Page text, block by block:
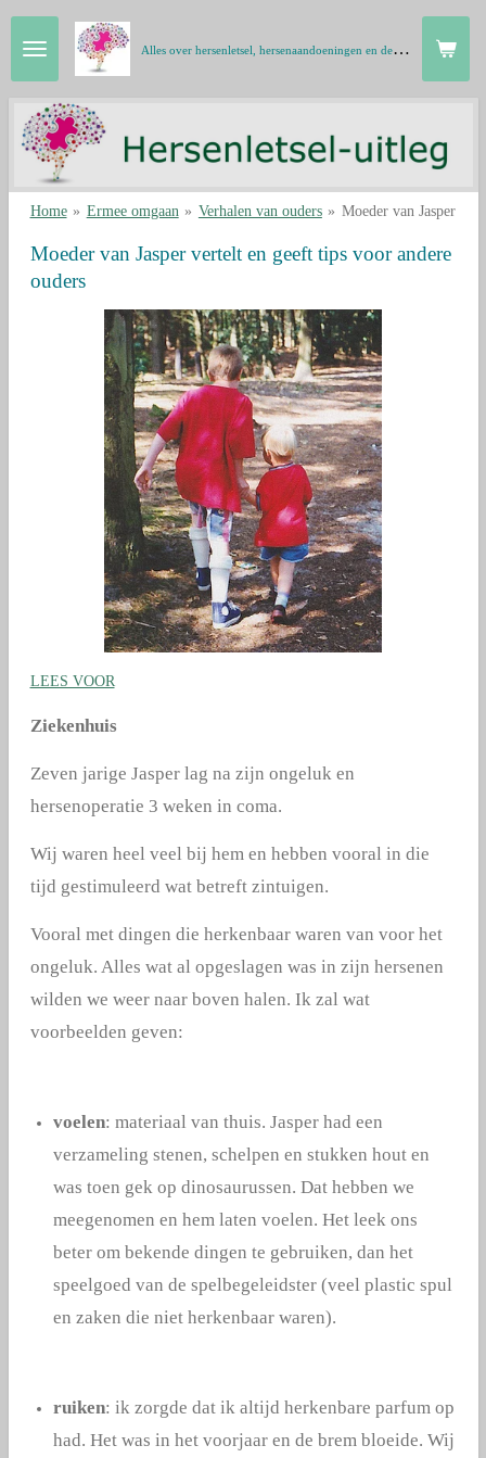
Ga
direct
naar
hoofdinhoud
A
lles over hersenletsel, hersenaandoeningen en de hersenen in gewone taal
Home » Ermee omgaan » Verhalen van ouders » Moeder van Jasper
Moeder van Jasper vertelt en geeft tips voor andere
ouders
LEES VOOR
Ziekenhuis
Zeven jarige Jasper lag na zijn ongeluk en
hersenoperatie 3 weken in coma.
Wij waren heel veel bij hem en hebben vooral in die
tijd gestimuleerd wat betreft zintuigen.
Vooral met dingen die herkenbaar waren van voor het
ongeluk. Alles wat al opgeslagen was in zijn hersenen
wilden we weer naar boven halen. Ik zal wat
voorbeelden geven:
voelen: materiaal van thuis. Jasper had een
verzameling stenen, schelpen en stukken hout en
was toen gek op dinosaurussen. Dat hebben we
meegenomen en hem laten voelen. Het leek ons
beter om bekende dingen te gebruiken, dan het
speelgoed van de spelbegeleidster (veel plastic spul
en zaken die niet herkenbaar waren).
ruiken: ik zorgde dat ik altijd herkenbare parfum op
had. Het was in het voorjaar en de brem bloeide. Wij